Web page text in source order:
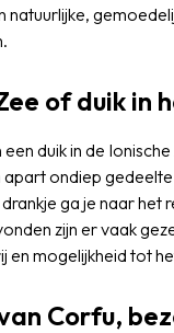
of duik in
een duik in de
ondiep
ga je naar
zijn er vaak
en mogelijkheid tot
Corfu,